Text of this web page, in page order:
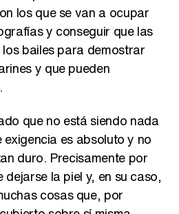
los que se van a ocupar
y conseguir que las
bailes para demostrar
y que pueden
que no está siendo nada
es absoluto y no
duro. Precisamente por
la piel y, en su caso,
cosas que, por